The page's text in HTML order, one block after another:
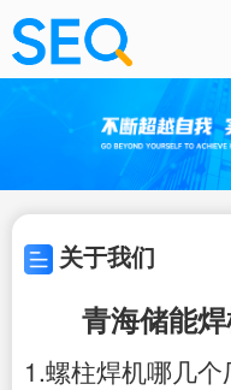
关于我们
青海储能
1.螺柱焊机哪几个